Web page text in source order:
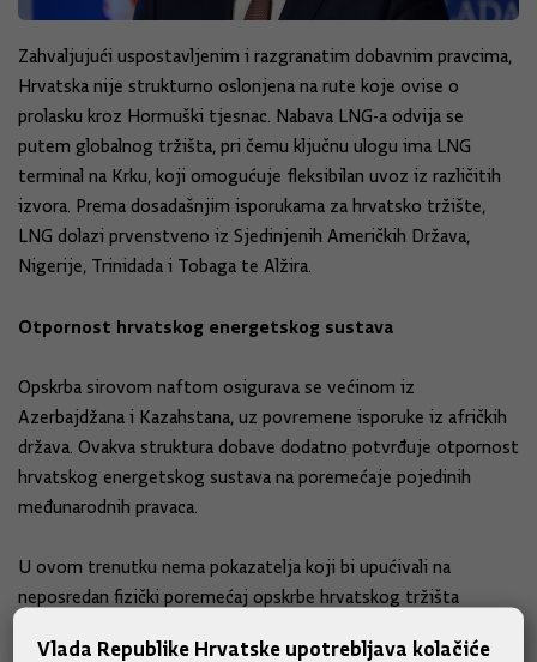
Zahvaljujući uspostavljenim i razgranatim dobavnim pravcima,
Hrvatska nije strukturno oslonjena na rute koje ovise o
prolasku kroz Hormuški tjesnac. Nabava LNG-a odvija se
putem globalnog tržišta, pri čemu ključnu ulogu ima LNG
terminal na Krku, koji omogućuje fleksibilan uvoz iz različitih
izvora. Prema dosadašnjim isporukama za hrvatsko tržište,
LNG dolazi prvenstveno iz Sjedinjenih Američkih Država,
Nigerije, Trinidada i Tobaga te Alžira.
Otpornost hrvatskog energetskog sustava
Opskrba sirovom naftom osigurava se većinom iz
Azerbajdžana i Kazahstana, uz povremene isporuke iz afričkih
država. Ovakva struktura dobave dodatno potvrđuje otpornost
hrvatskog energetskog sustava na poremećaje pojedinih
međunarodnih pravaca.
U ovom trenutku nema pokazatelja koji bi upućivali na
neposredan fizički poremećaj opskrbe hrvatskog tržišta
međunarodnim energetskim tržištima, moguće su pojačane
Vlada Republike Hrvatske upotrebljava kolačiće